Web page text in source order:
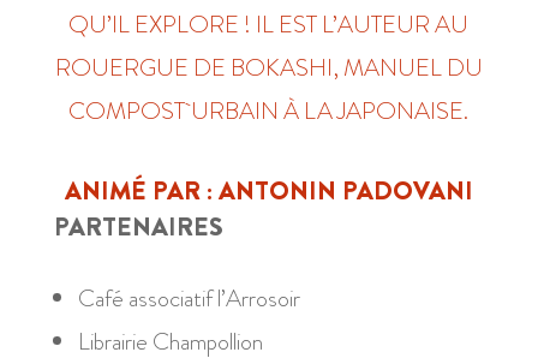
QU’IL EXPLORE ! IL EST L’AUTEUR AU
ROUERGUE DE BOKASHI, MANUEL DU
COMPOST URBAIN À LA JAPONAISE.
ANIMÉ PAR : ANTONIN PADOVANI
PARTENAIRES
Café associatif l’Arrosoir
Librairie Champollion